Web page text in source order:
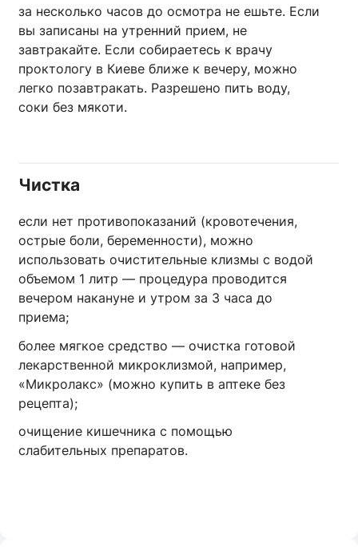
за несколько часов до осмотра не ешьте. Если
вы записаны на утренний прием, не
завтракайте. Если собираетесь к врачу
проктологу в Киеве ближе к вечеру, можно
легко позавтракать. Разрешено пить воду,
соки без мякоти.
Чистка
если нет противопоказаний (кровотечения,
острые боли, беременности), можно
использовать очистительные клизмы с водой
объемом 1 литр — процедура проводится
вечером накануне и утром за 3 часа до
приема;
более мягкое средство — очистка готовой
лекарственной микроклизмой, например,
«Микролакс» (можно купить в аптеке без
рецепта);
очищение кишечника с помощью
слабительных препаратов.